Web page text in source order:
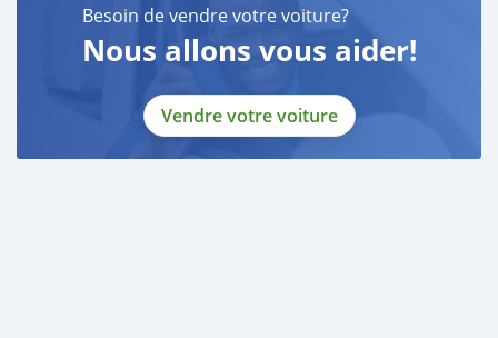
Besoin de vendre votre voiture?
Nous allons vous aider!
Vendre votre voiture